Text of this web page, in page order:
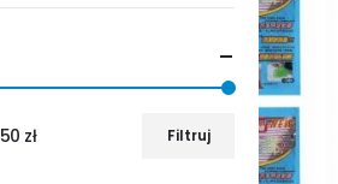
Filtruj
50 zł